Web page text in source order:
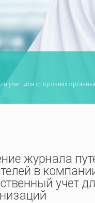
учет для сторонних
журнала
в
учет